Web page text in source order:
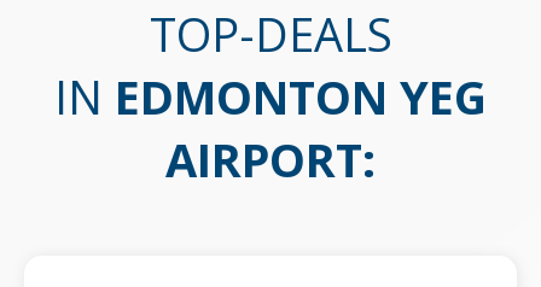
TOP-DEALS
IN EDMONTON YEG
AIRPORT: